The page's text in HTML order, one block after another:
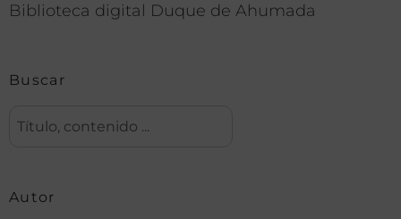
Biblioteca digital Duque de Ahumada
Buscar
Autor